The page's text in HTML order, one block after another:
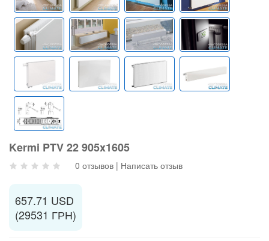
Kermi PTV 22 905x1605
0 отзывов | Написать отзыв
657.71 USD
(29531 ГРН)